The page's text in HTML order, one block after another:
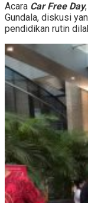
Acara Car Free Day
Gundala, diskusi
pendidikan rutin